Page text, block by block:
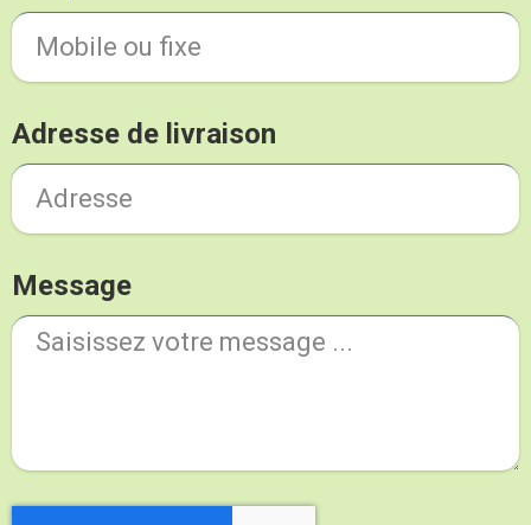
Adresse de livraison
Message